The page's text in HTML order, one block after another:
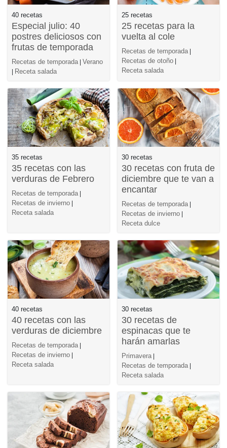
40 recetas
Especial julio: 40
postres deliciosos con
frutas de temporada
Recetas de temporada| Verano
Receta salada
25 recetas
25 recetas para la
vuelta al cole
Recetas de temporada|
Recetas de otoño
Receta salada
35 recetas
35 recetas con las
verduras de Febrero
Recetas de temporada|
Recetas de invierno
Receta salada
30 recetas
30 recetas con fruta de
diciembre que te van a
encantar
Recetas de temporada|
Recetas de invierno
Receta dulce
40 recetas
40 recetas con las
verduras de diciembre
Recetas de temporada|
Recetas de invierno
Receta salada
30 recetas
30 recetas de
espinacas que te
harán amarlas
Primavera|
Recetas de temporada|
Receta salada